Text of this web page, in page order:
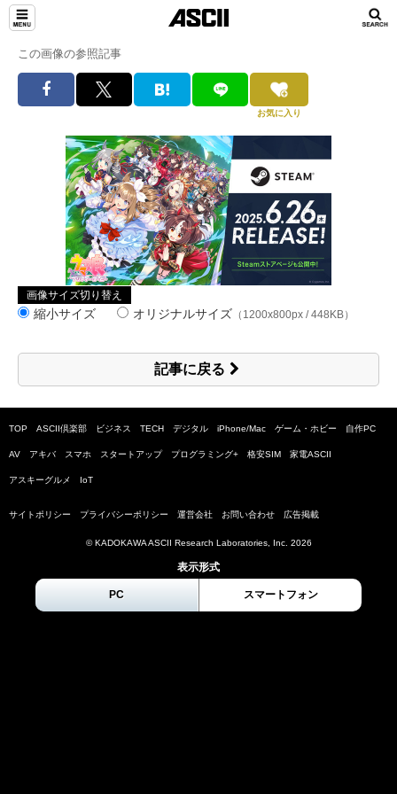
この画像の参照記事
お気に入り
画像サイズ切り替え
縮小サイズ オリジナルサイズ （1200x800px / 448KB）
記事に戻る
TOP ASCII倶楽部 ビジネス TECH デジタル iPhone/Mac ゲーム・ホビー 自作PC
AV アキバ スマホ スタートアップ プログラミング+ 格安SIM 家電ASCII
アスキーグルメ IoT
サイトポリシー プライバシーポリシー 運営会社 お問い合わせ 広告掲載
© KADOKAWA ASCII Research Laboratories, Inc. 2026
表示形式
PC スマートフォン